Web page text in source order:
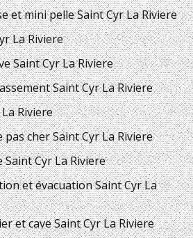
et mini pelle Saint Cyr La Riviere
La Riviere
Saint Cyr La Riviere
Saint Cyr La Riviere
Riviere
cher Saint Cyr La Riviere
Cyr La Riviere
et évacuation Saint Cyr La
et cave Saint Cyr La Riviere